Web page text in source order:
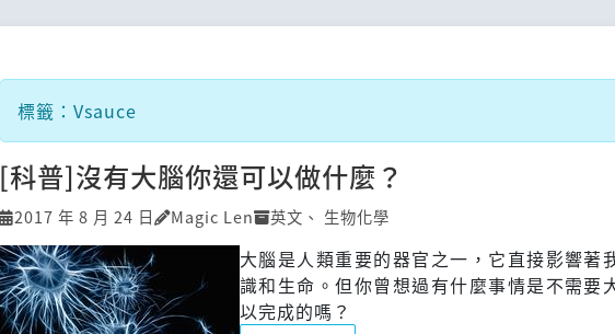
標籤：Vsauce
[科普]沒有大腦你還可以做什麼？
2017 年 8 月 24 日 Magic Len 英文 、 生物化學
大腦是人類重要的器官之一，它直接影響著
識和生命。但你曾想過有什麼事情是不需要
以完成的嗎？